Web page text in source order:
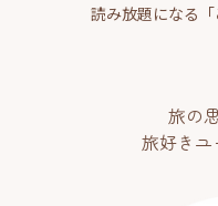
読み放題になる
旅の
旅好きユ